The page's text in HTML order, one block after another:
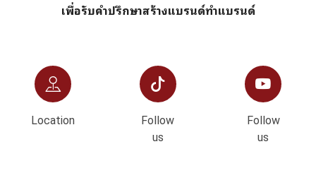
เพื่อรับคำปรึกษาสร้างแบรนด์ทำแบรนด์
Location
Follow
us
Follow
us